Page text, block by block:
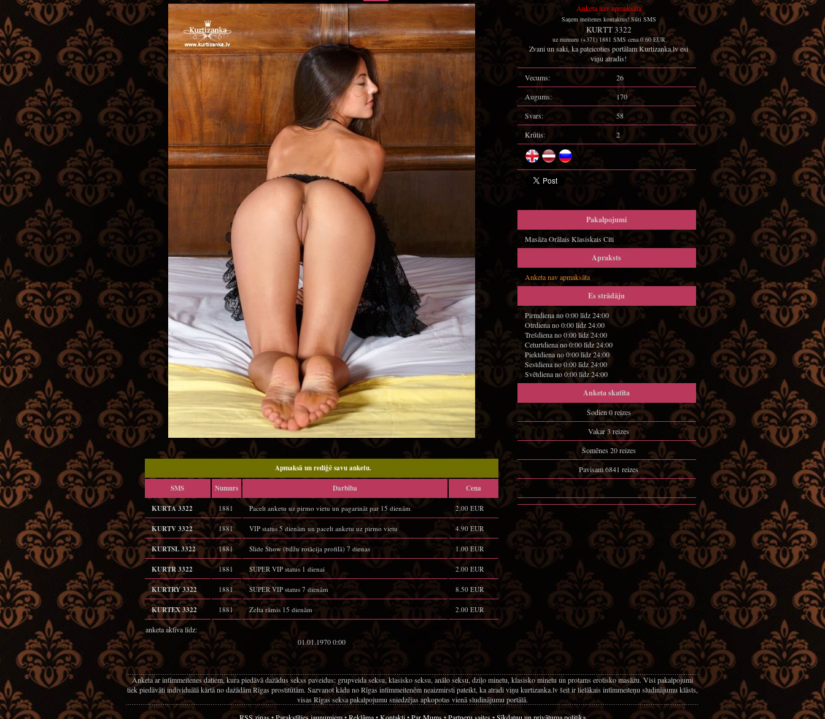
Anketa nav apmaksāta
Saņem meitenes kontaktus! Sūti SMS
KURTT 3322
uz numuru (+371) 1881 SMS cena 0.60 EUR
Zvani un saki, ka pateicoties portālam Kurtizanka.lv esi
viņu atradis!
Vecums:
26
Augums:
170
Svars:
58
Krūtis:
2
Pakalpojumi
Masāža Orālais Klasiskais Citi
Apraksts
Anketa nav apmaksāta
Es strādāju
Pirmdiena no 0:00 līdz 24:00
Otrdiena no 0:00 līdz 24:00
Trešdiena no 0:00 līdz 24:00
Ceturtdiena no 0:00 līdz 24:00
Piektdiena no 0:00 līdz 24:00
Sestdiena no 0:00 līdz 24:00
Svētdiena no 0:00 līdz 24:00
Anketa skatīta
Šodien 0 reizes
Vakar 3 reizes
Šomēnes 20 reizes
Pavisam 6841 reizes
Apmaksā un rediģē savu anketu.
SMS Numurs Darbība Cena
KURTA 3322 1881 Pacelt anketu uz pirmo vietu un pagarināt par 15 dienām 2.00 EUR
KURTV 3322 1881 VIP status 5 dienām un pacelt anketu uz pirmo vietu 4.90 EUR
KURTSL 3322 1881 Slide Show (bilžu rotācija profilā) 7 dienas 1.00 EUR
KURTR 3322 1881 SUPER VIP status 1 dienai 2.00 EUR
KURTRY 3322 1881 SUPER VIP status 7 dienām 8.50 EUR
KURTEX 3322 1881 Zelta rāmis 15 dienām 2.00 EUR
anketa aktīva līdz:
01.01.1970 0:00
Anketa ar intīmmeitenes datiem, kura piedāvā dažādus sekss paveidus: grupveida seksu, klasisko seksu, anālo seksu, dziļo minetu, klasisko minetu un protams erotisko masāžu. Visi pakalpojumi
tiek piedāvāti individuālā kārtā no dažādām Rīgas prostitūtām. Sazvanot kādu no Rīgas intīmmeitenēm neaizmirsti pateikt, ka atradi viņu kurtizanka.lv šeit ir lielākais intīmmeiteņu sludinājumu klāsts,
visas Rīgas seksa pakalpojumu sniedzējas apkopotas vienā sludinājumu portālā.